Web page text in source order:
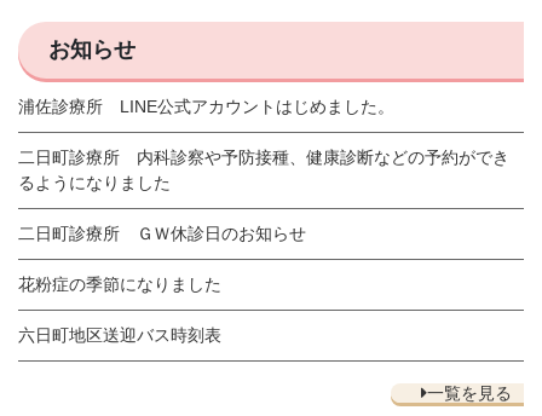
お知らせ
浦佐診療所 LINE公式アカウントはじめました。
二日町診療所 内科診察や予防接種、健康診断などの予約ができ
るようになりました
二日町診療所 ＧＷ休診日のお知らせ
花粉症の季節になりました
六日町地区送迎バス時刻表
一覧を見る